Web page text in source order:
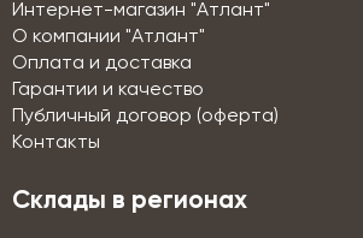
Интернет-магазин "Атлант"
О компании "Атлант"
Оплата и доставка
Гарантии и качество
Публичный договор (оферта)
Контакты
Склады в регионах